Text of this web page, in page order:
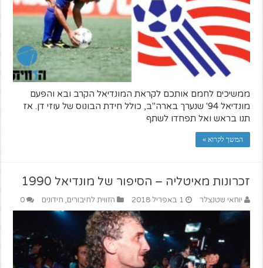
ממשיכים לחמם אותכם לקראת המונדיאל הקרב ובא והפעם
מונדיאל 94' שנערך בארה"ב, כולל חידת הבונוס של עוזי דן. אז
תנו בראש ואל תפחדו לשתף
המשך לקרוא »
זכרונות מאיטליה – הסיפור של מונדיאל 1990
יוחאי שטנצלר 1 באפריל 2018 הזווית לחיבורים, חידונים 0